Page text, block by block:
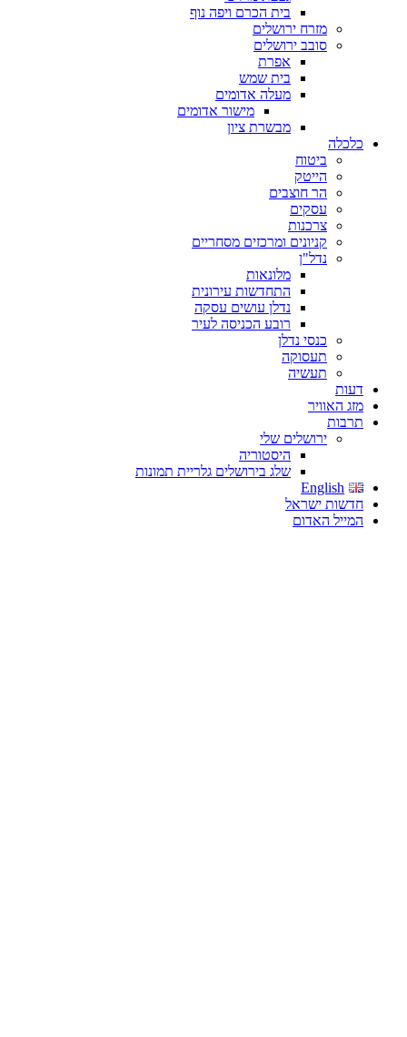
בית הכרם ויפה נוף
מזרח ירושלים
סובב ירושלים
אפרת
בית שמש
מעלה אדומים
מישור אדומים
מבשרת ציון
כלכלה
ביטוח
הייטק
הר חוצבים
עסקים
צרכנות
קניונים ומרכזים מסחריים
נדל"ן
מלונאות
התחדשות עירונית
נדלן עושים עסקה
רובע הכניסה לעיר
כנסי נדלן
תעסוקה
תעשיה
דעות
מזג האוויר
תרבות
ירושלים שלי
היסטוריה
שלג בירושלים גלריית תמונות
English
חדשות ישראל
המייל האדום